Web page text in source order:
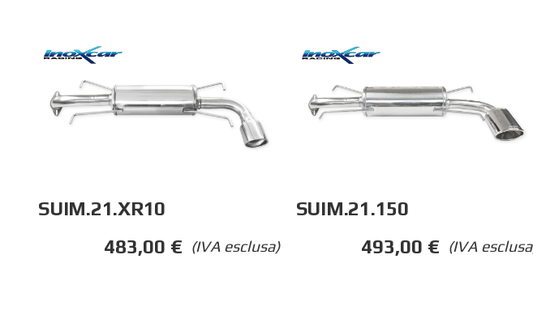
SUIM.21.XR10
(IVA esclusa)
483,00 €
SUIM.21.150
(IVA
493,00 €